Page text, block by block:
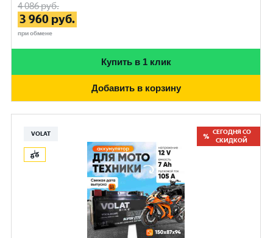
4 086руб.
3 960 руб.
при обмене
Купить в 1 клик
Добавить в корзину
VOLAT
СЕГОДНЯ СО
СКИДКОЙ